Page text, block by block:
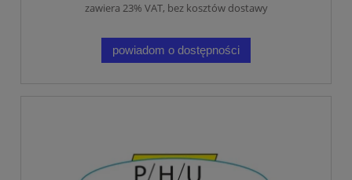
zawiera 23% VAT, bez kosztów dostawy
powiadom o dostępności